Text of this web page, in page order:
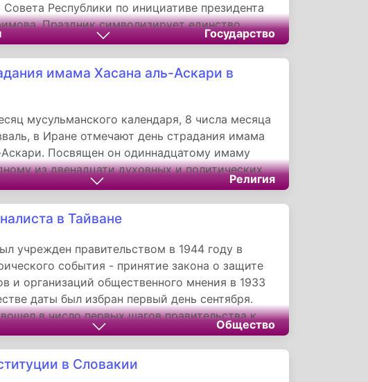
Совета Республики по инициативе президента
Праздник символизирует единство
народа, сохранение культурного
к демократическому развитию.
мероприятия, образовательные
и народные гуляния День независимости
и самоопределения для будущих
Государство
имама Хасана аль-Аскари в
мусульманского календаря, 8 числа месяца
в Иране отмечают день страдания имама
Аскари. Посвящен он одиннадцатому имаму
из двенадцати духовных и политических
пророка Мухаммеда в шиизме. Его духовное
вдохновлять миллионы верующих на
идеалов и противостояние
традиции.
Религия
в Тайване
учрежден правительством в 1944 году в
события - принятие закона о защите
и организаций общественного мнения в 1933
даты был избран первый день сентября.
в число первых шагов правительства к
среды для функционирования СМИ и этапом в
инструментов контроля в
пространства в военное время.
Общество
в Словакии